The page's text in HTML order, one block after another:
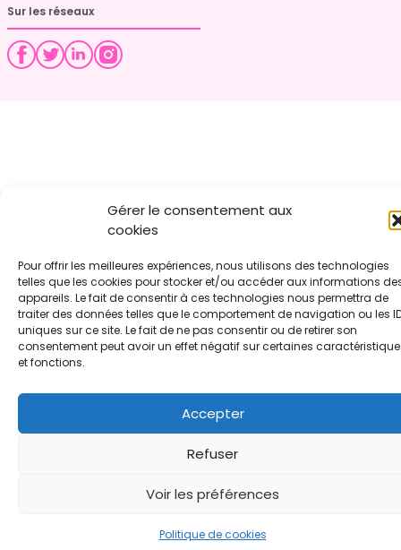
Gérer le consentement aux
cookies
Pour offrir les meilleures expériences, nous utilisons des technologies
telles que les cookies pour stocker et/ou accéder aux informations
appareils. Le fait de consentir à ces technologies nous permettra de
traiter des données telles que le comportement de navigation ou les
uniques sur ce site. Le fait de ne pas consentir ou de retirer son
consentement peut avoir un effet négatif sur certaines
et fonctions.
Accepter
Refuser
Voir les préférences
Politique de cookies
Sur les réseaux